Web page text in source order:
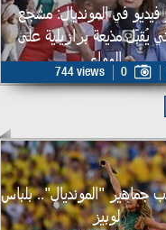
في المونديال: مشجع
يُقبّل مذيعة برازيلية على
الهواء
14 Jun 2014
744 views 0
جماهير "المونديال".. بلباس
لوبيز